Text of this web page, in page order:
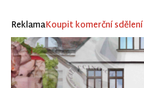
ReklamaKoupit komerční sdělení